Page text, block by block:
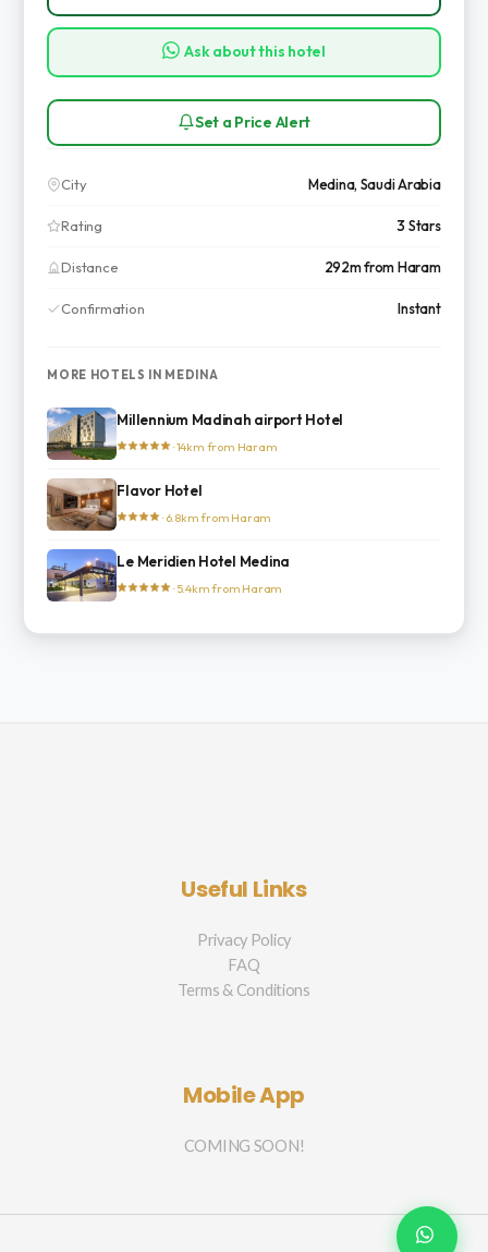
Ask about this hotel
Set a Price Alert
City Medina, Saudi Arabia
Rating 3 Stars
Distance 292m from Haram
Confirmation Instant
MORE HOTELS IN MEDINA
Millennium Madinah airport Hotel
· 14km from Haram
Flavor Hotel
· 6.8km from Haram
Le Meridien Hotel Medina
· 5.4km from Haram
Useful Links
Privacy Policy
FAQ
Terms & Conditions
Mobile App
COMING SOON!